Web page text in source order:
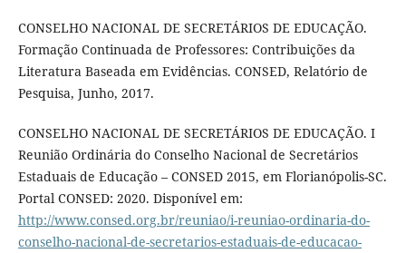
CONSELHO NACIONAL DE SECRETÁRIOS DE EDUCAÇÃO.
Formação Continuada de Professores: Contribuições da
Literatura Baseada em Evidências. CONSED, Relatório de
Pesquisa, Junho, 2017.
CONSELHO NACIONAL DE SECRETÁRIOS DE EDUCAÇÃO. I
Reunião Ordinária do Conselho Nacional de Secretários
Estaduais de Educação – CONSED 2015, em Florianópolis-SC.
Portal CONSED: 2020. Disponível em:
http://www.consed.org.br/reuniao/i-reuniao-ordinaria-do-
conselho-nacional-de-secretarios-estaduais-de-educacao-